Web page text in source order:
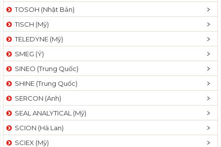
a
t
n
TOSOH (Nhật Bản)
TISCH (Mỹ)
TELEDYNE (Mỹ)
SMEG (Ý)
SINEO (Trung Quốc)
SHINE (Trung Quốc)
SERCON (Anh)
SEAL ANALYTICAL (Mỹ)
SCION (Hà Lan)
SCIEX (Mỹ)